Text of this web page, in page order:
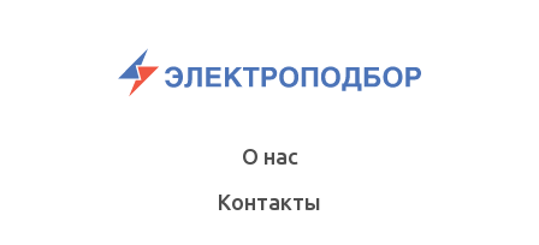
О нас
Контакты